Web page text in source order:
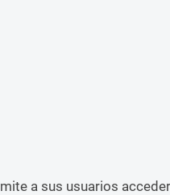
a sus usuarios